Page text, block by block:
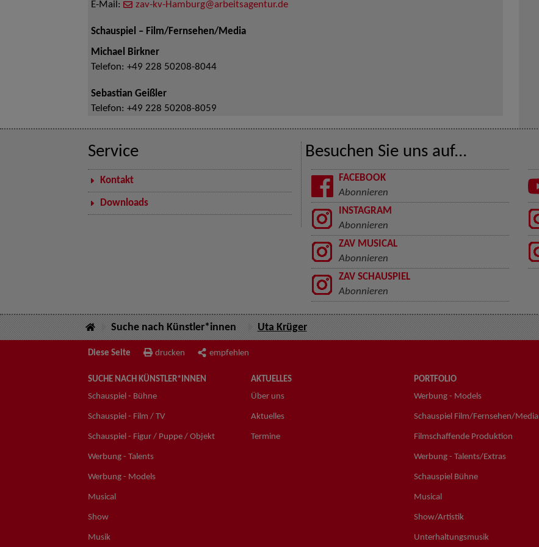
E-Mail: zav-kv-Hamburg@arbeitsagentur.de
Schauspiel – Film/Fernsehen/Media
Michael Birkner
Telefon: +49 228 50208-8044
Sebastian Geißler
Telefon: +49 228 50208-8059
Service
Kontakt
Downloads
Besuchen Sie uns auf...
FACEBOOK
Abonnieren
INSTAGRAM
Abonnieren
ZAV MUSICAL
Abonnieren
ZAV SCHAUSPIEL
Abonnieren
Suche nach Künstler*innen Uta Krüger
Diese Seite drucken empfehlen
SUCHE NACH KÜNSTLER*INNEN
Schauspiel - Bühne
Schauspiel - Film / TV
Schauspiel - Figur / Puppe / Objekt
Werbung - Talents
Werbung - Models
Musical
Show
Musik
AKTUELLES
Über uns
Aktuelles
Termine
PORTFOLIO
Werbung - Models
Schauspiel Film/Fernsehen/Media
Filmschaffende Produktion
Werbung - Talents/Extras
Schauspiel Bühne
Musical
Show/Artistik
Unterhaltungsmusik